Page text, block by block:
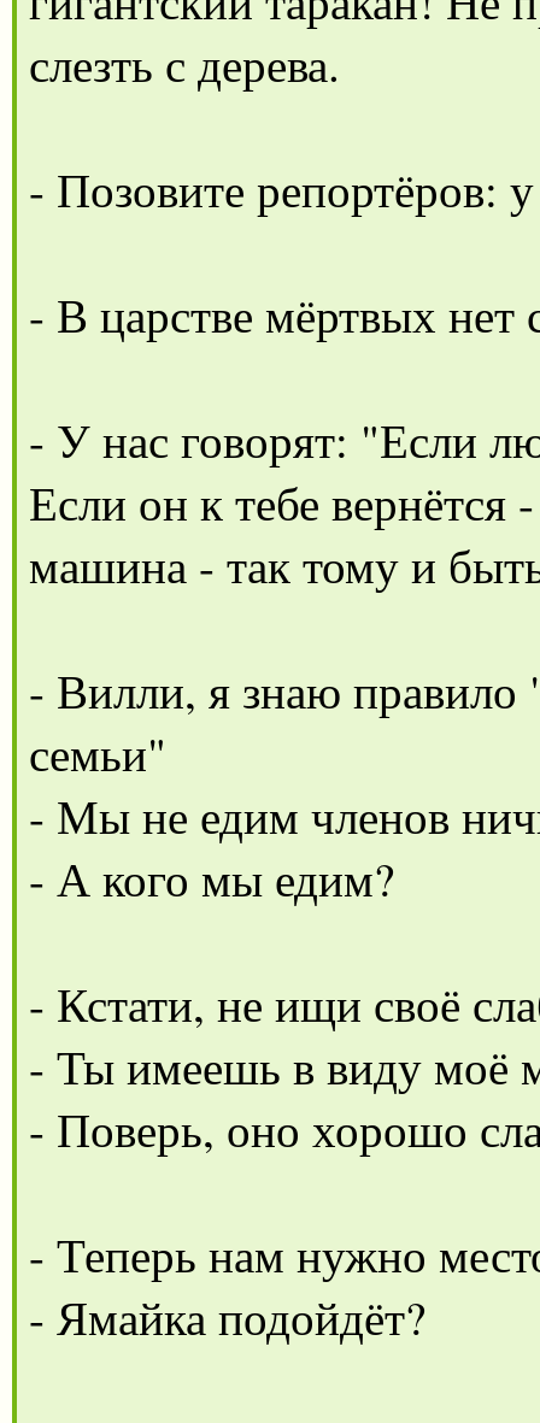
слезть с дерева.
- Позовите репортёров:
- В царстве мёртвых нет
- У нас говорят: "Если
Если он к тебе вернётся
машина - так тому и
- Вилли, я знаю
семьи"
- Мы не едим членов
- А кого мы едим?
- Кстати, не ищи своё
- Ты имеешь в виду моё
- Поверь, оно хорошо
- Теперь нам нужно
- Ямайка подойдёт?